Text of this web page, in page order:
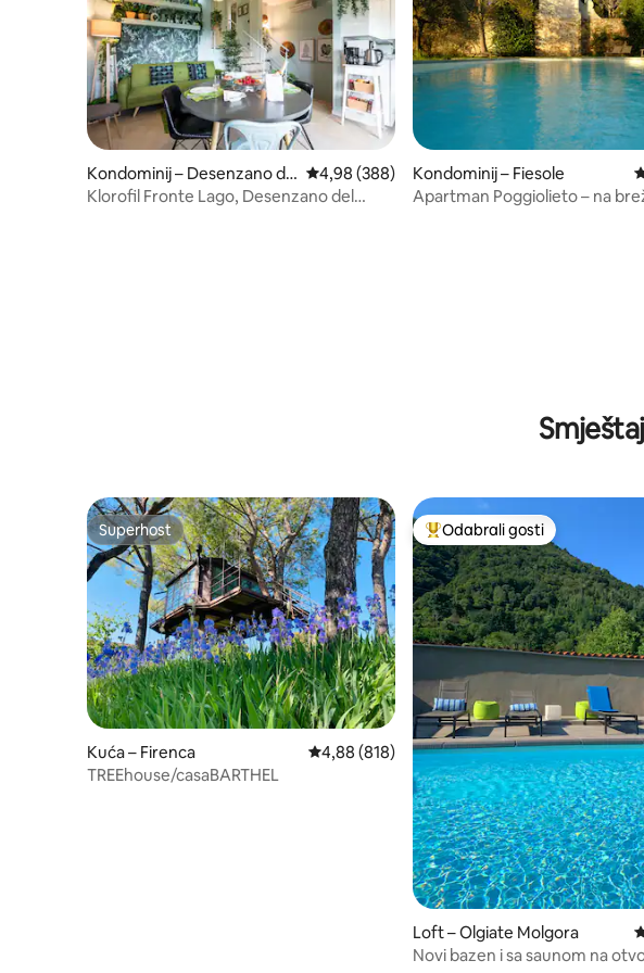
Kondominij – Desenzano de
l Garda
Prosječna ocjena: 4,98/5, recenzija: 388
4,98 (388)
Klorofil Fronte Lago, Desenzano del
Kondominij – Fiesole
Apartman Poggiolieto – na
Superhost
Superhost
Kuća – Firenca Prosječna ocjena: 4,88/5, recenzija: 818
4,88 (818)
TREEhouse/casaBARTHEL
Među najviše rangiranima s
Odabrali gosti
Loft – Olgiate Molgora
Novi bazen i sa saunom na